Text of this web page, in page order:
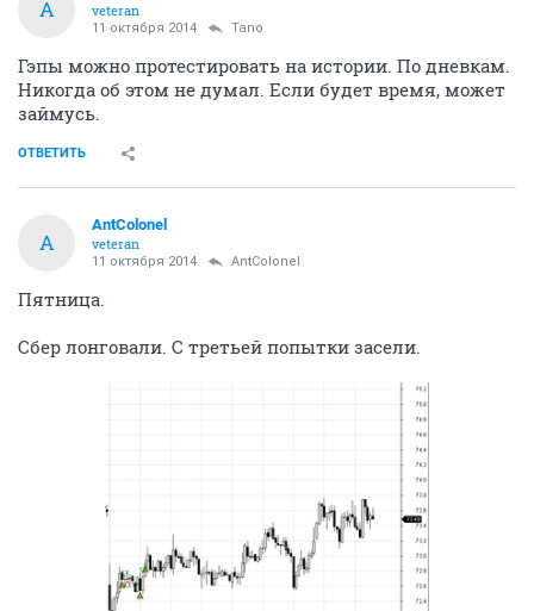
A veteran
11 октября 2014 Tano
Гэпы можно протестировать на истории. По дневкам.
Никогда об этом не думал. Если будет время, может
займусь.
ОТВЕТИТЬ
A
AntColonel
veteran
11 октября 2014 AntColonel
Пятница.
Сбер лонговали. С третьей попытки засели.